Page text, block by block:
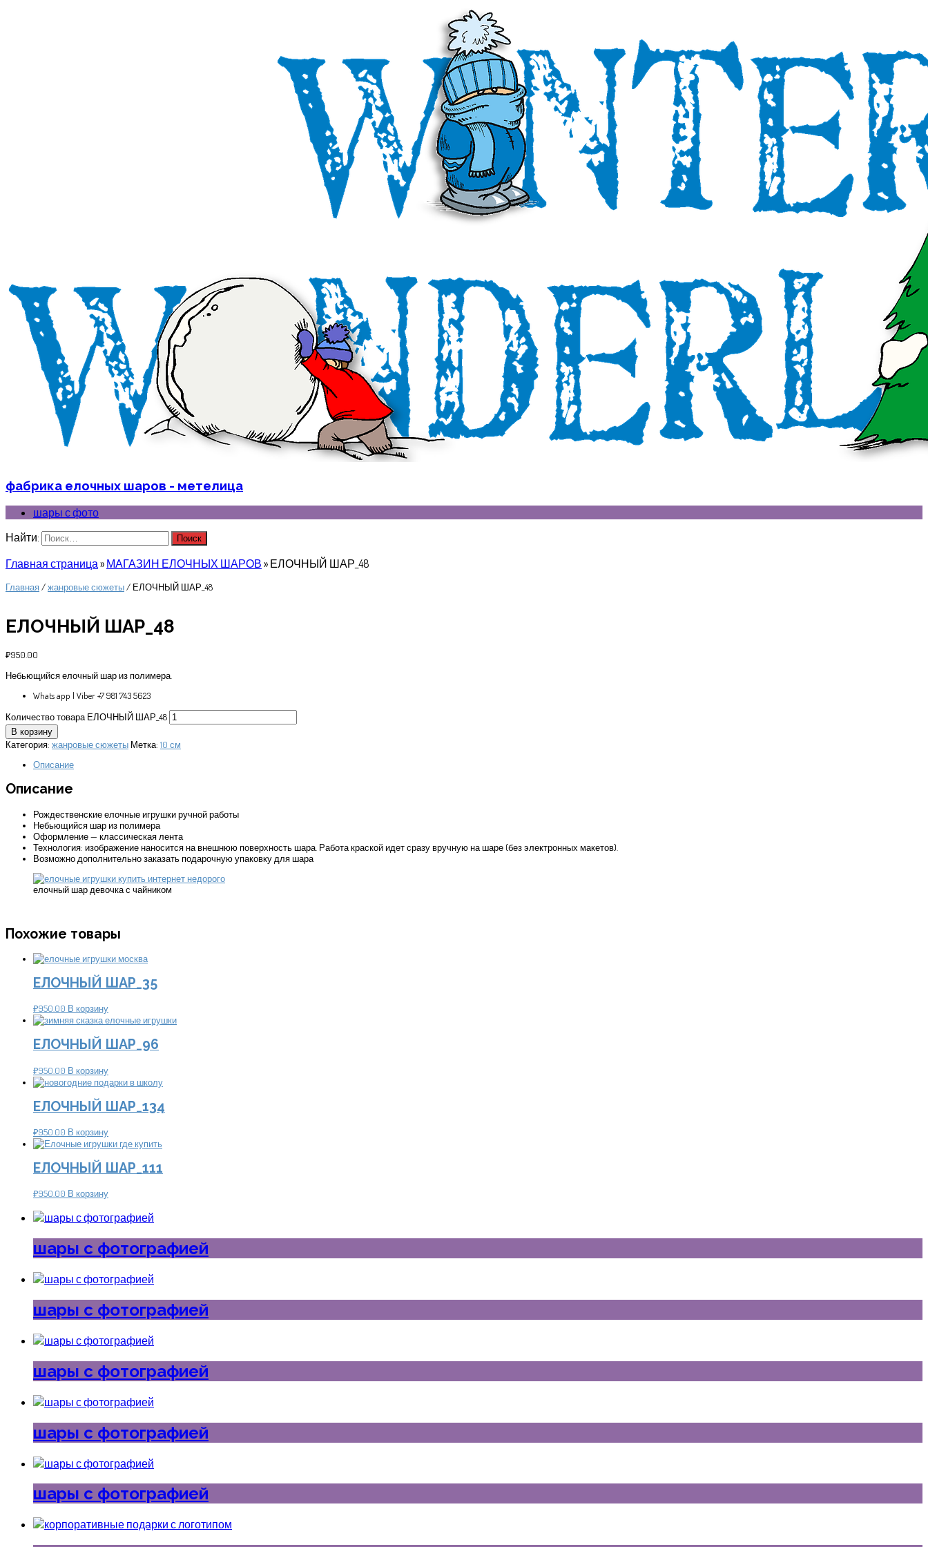
фабрика елочных шаров - метелица
шары с фото
Найти:
Главная страница» МАГАЗИН ЕЛОЧНЫХ ШАРОВ » ЕЛОЧНЫЙ ШАР_48
Главная/жанровые сюжеты/ ЕЛОЧНЫЙ ШАР_48
ЕЛОЧНЫЙ ШАР_48
₽950.00
Небьющийся елочный шар из полимера.
Whats app | Viber +7 981 743 5623
Количество товара ЕЛОЧНЫЙ ШАР_48
В корзину
Категория: жанровые сюжеты Метка: 10 см
Описание
Описание
Рождественские елочные игрушки ручной работы
Небьющийся шар из полимера
Оформление — классическая лента
Технология: изображение наносится на внешнюю поверхность шара. Работа краской идет сразу вручную на шаре (без электронных макетов).
Возможно дополнительно заказать подарочную упаковку для шара
елочный шар девочка с чайником
Похожие товары
ЕЛОЧНЫЙ ШАР_35
₽950.00 В корзину
ЕЛОЧНЫЙ ШАР_96
₽950.00 В корзину
ЕЛОЧНЫЙ ШАР_134
₽950.00 В корзину
ЕЛОЧНЫЙ ШАР_111
₽950.00 В корзину
шары с фотографией
шары с фотографией
шары с фотографией
шары с фотографией
шары с фотографией